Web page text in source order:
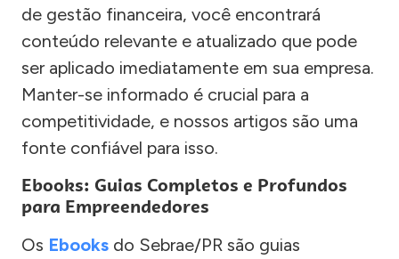
de gestão financeira, você encontrará
conteúdo relevante e atualizado que pode
ser aplicado imediatamente em sua empresa.
Manter-se informado é crucial para a
competitividade, e nossos artigos são uma
fonte confiável para isso.
Ebooks: Guias Completos e Profundos
para Empreendedores
Os Ebooks do Sebrae/PR são guias